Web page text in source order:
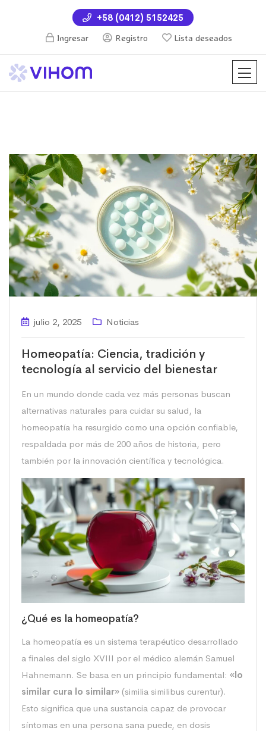
+58 (0412) 5152425
Ingresar
Registro Lista deseados
julio 2, 2025 Noticias
Homeopatía: Ciencia, tradición y
tecnología al servicio del bienestar
En un mundo donde cada vez más personas buscan
alternativas naturales para cuidar su salud, la
homeopatía ha resurgido como una opción confiable,
respaldada por más de 200 años de historia, pero
también por la innovación científica y tecnológica.
¿Qué es la homeopatía?
La homeopatía es un sistema terapéutico desarrollado
a finales del siglo XVIII por el médico alemán Samuel
Hahnemann. Se basa en un principio fundamental: «lo
similar cura lo similar» (similia similibus curentur).
Esto significa que una sustancia capaz de provocar
síntomas en una persona sana puede, en dosis